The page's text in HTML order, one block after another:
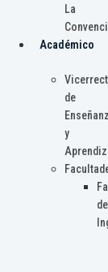
La
Académico
de
y
de